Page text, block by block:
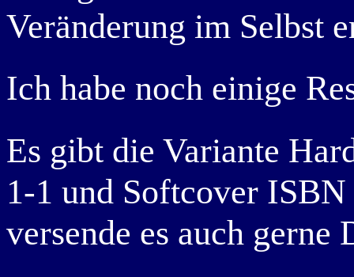
Veränderung im Selbst
Ich habe noch einige
Es gibt die Variante
1-1 und Softcover
versende es auch gerne